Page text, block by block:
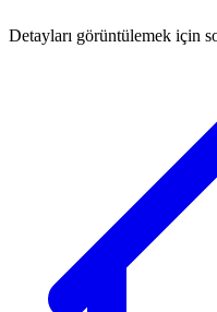
Detayları görüntülemek için